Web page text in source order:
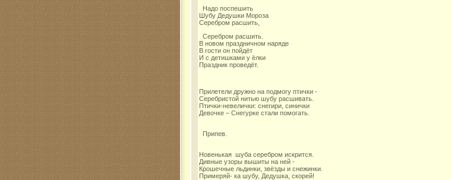
Надо поспешить
Шубу Дедушки Мороза
Серебром расшить,
Серебром расшить.
В новом праздничном наряде
В гости он пойдёт
И с детишками у ёлки
Праздник проведёт.
Прилетели дружно на подмогу птички -
Серебристой нитью шубу расшивать.
Птички-невелички: снегири, синички
Девочке – Снегурке стали помогать.
Припев.
Новенькая шуба серебром искрится.
Дивные узоры вышиты на ней -
Крошечные льдинки, звёзды и снежинки.
Примеряй- ка шубу, Дедушка, скорей!